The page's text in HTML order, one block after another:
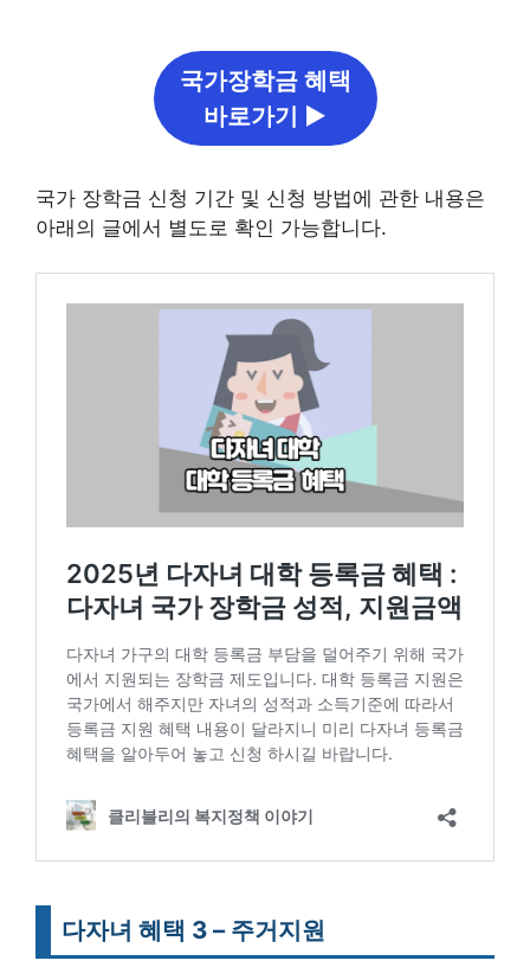
국가장학금 혜택
바로가기 ▶
국가 장학금 신청 기간 및 신청 방법에 관한 내용은
아래의 글에서 별도로 확인 가능합니다.
다자녀 혜택 3 – 주거지원